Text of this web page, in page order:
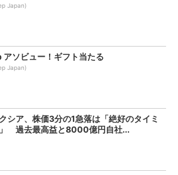
Japan)
アソビュー！ギフト当たる
Japan)
シア、株価3分の1急落は「絶好のタイミ
過去最高益と8000億円自社...